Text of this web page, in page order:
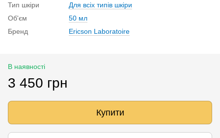
Тип шкіри
Для всіх типів шкіри
Об'єм
50 мл
Бренд
Ericson Laboratoire
В наявності
3 450 грн
Купити